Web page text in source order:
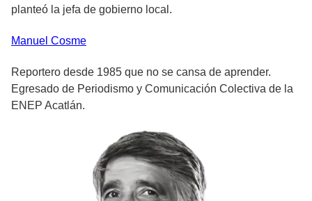
planteó la jefa de gobierno local.
Manuel Cosme
Reportero desde 1985 que no se cansa de aprender.
Egresado de Periodismo y Comunicación Colectiva de la
ENEP Acatlán.